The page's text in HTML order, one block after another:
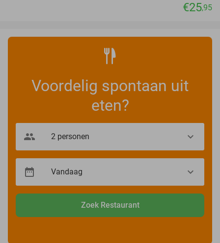
€25,95
Voordelig spontaan uit
eten?
Zoek Restaurant